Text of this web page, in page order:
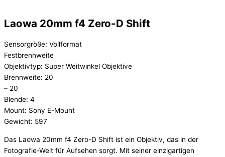
Laowa 20mm f4 Zero-D Shift
Sensorgröße: Vollformat
Festbrennweite
Objektivtyp: Super Weitwinkel Objektive
Brennweite: 20
– 20
Blende: 4
Mount: Sony E-Mount
Gewicht: 597
Das Laowa 20mm f4 Zero-D Shift ist ein Objektiv, das in der
Fotografie-Welt für Aufsehen sorgt. Mit seiner einzigartigen